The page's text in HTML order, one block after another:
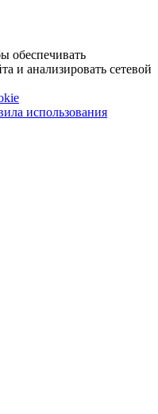
обеспечивать
и анализировать сетевой
использования